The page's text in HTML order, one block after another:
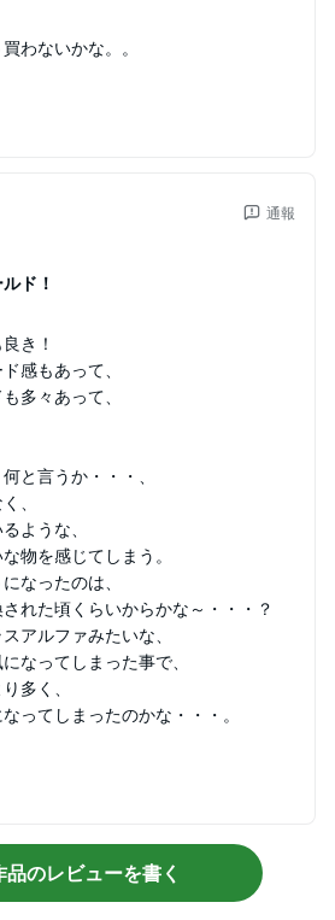
わないかな。。
通報
ド！
き！
感もあって、
多々あって、
と言うか・・・、
、
ような、
物を感じてしまう。
なったのは、
れた頃くらいからかな～・・・？
アルファみたいな、
なってしまった事で、
多く、
ってしまったのかな・・・。
品のレビューを書く